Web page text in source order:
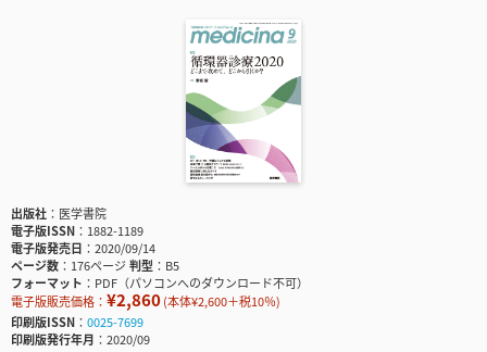
出版社
医学書院
電子版ISSN
1882-1189
電子版発売日
2020/09/14
ページ数
176ページ判型
B5
フォーマット
PDF（パソコンへのダウンロード不可）
電子版販売価格： ¥2,860(本体¥2,600＋税10％)
印刷版ISSN
0025-7699
印刷版発行年月
2020/09